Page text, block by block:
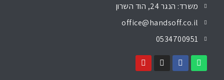
משרד: הנגר 24, הוד השרון
office@handsoff.co.il
0534700951